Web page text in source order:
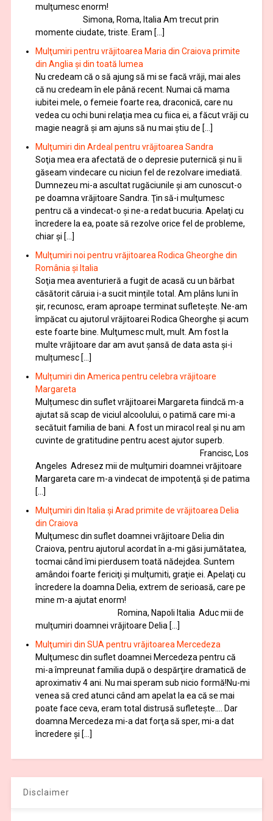
mulţumesc enorm!
Simona, Roma, Italia Am trecut prin
momente ciudate, triste. Eram […]
Mulţumiri pentru vrăjitoarea Maria din Craiova primite
din Anglia și din toată lumea
Nu credeam că o să ajung să mi se facă vrăji, mai ales
că nu credeam în ele până recent. Numai că mama
iubitei mele, o femeie foarte rea, draconică, care nu
vedea cu ochi buni relaţia mea cu fiica ei, a făcut vrăji cu
magie neagră şi am ajuns să nu mai ştiu de […]
Mulţumiri din Ardeal pentru vrăjitoarea Sandra
Soţia mea era afectată de o depresie puternică şi nu îi
găseam vindecare cu niciun fel de rezolvare imediată.
Dumnezeu mi-a ascultat rugăciunile şi am cunoscut-o
pe doamna vrăjitoare Sandra. Ţin să-i mulţumesc
pentru că a vindecat-o şi ne-a redat bucuria. Apelaţi cu
încredere la ea, poate să rezolve orice fel de probleme,
chiar şi […]
Mulţumiri noi pentru vrăjitoarea Rodica Gheorghe din
România și Italia
Soţia mea aventurieră a fugit de acasă cu un bărbat
căsătorit căruia i-a sucit mințile total. Am plâns luni în
șir, recunosc, eram aproape terminat sufletește. Ne-am
împăcat cu ajutorul vrăjitoarei Rodica Gheorghe şi acum
este foarte bine. Mulţumesc mult, mult. Am fost la
multe vrăjitoare dar am avut șansă de data asta și-i
mulțumesc […]
Mulțumiri din America pentru celebra vrăjitoare
Margareta
Mulțumesc din suflet vrăjitoarei Margareta fiindcă m-a
ajutat să scap de viciul alcoolului, o patimă care mi-a
secătuit familia de bani. A fost un miracol real și nu am
cuvinte de gratitudine pentru acest ajutor superb.
Francisc, Los
Angeles Adresez mii de mulţumiri doamnei vrăjitoare
Margareta care m-a vindecat de impotenţă şi de patima
[…]
Mulţumiri din Italia și Arad primite de vrăjitoarea Delia
din Craiova
Mulţumesc din suflet doamnei vrăjitoare Delia din
Craiova, pentru ajutorul acordat în a-mi găsi jumătatea,
tocmai când îmi pierdusem toată nădejdea. Suntem
amândoi foarte fericiţi şi mulţumiti, graţie ei. Apelaţi cu
încredere la doamna Delia, extrem de serioasă, care pe
mine m-a ajutat enorm!
Romina, Napoli Italia Aduc mii de
mulţumiri doamnei vrăjitoare Delia […]
Mulţumiri din SUA pentru vrăjitoarea Mercedeza
Mulţumesc din suflet doamnei Mercedeza pentru că
mi-a împreunat familia după o despărţire dramatică de
aproximativ 4 ani. Nu mai speram sub nicio formă!Nu-mi
venea să cred atunci când am apelat la ea că se mai
poate face ceva, eram total distrusă sufleteşte…. Dar
doamna Mercedeza mi-a dat forţa să sper, mi-a dat
încredere şi […]
Disclaimer